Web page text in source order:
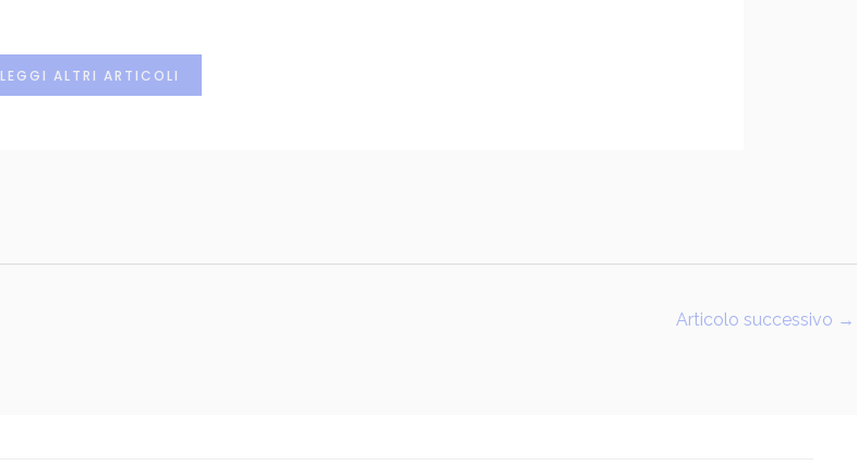
LEGGI ALTRI ARTICOLI
Articolo successivo →